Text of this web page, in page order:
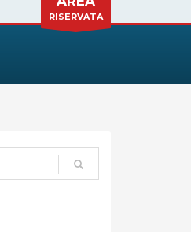
RISERVATA